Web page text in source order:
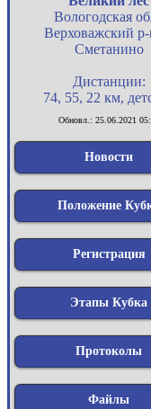
Вологодская
Верховажский р-
Сметанино
Дистанции:
74, 55, 22 км,
Обновл.: 25.06.2021
Новости
Положение
Регистрация
Этапы Кубка
Протоколы
Файлы